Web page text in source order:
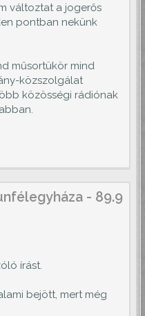
változtat a jogerős
pontban nekünk
műsortükör mind
közszolgálat
közösségi rádiónak
- 89.9
írást.
bejött, mert még